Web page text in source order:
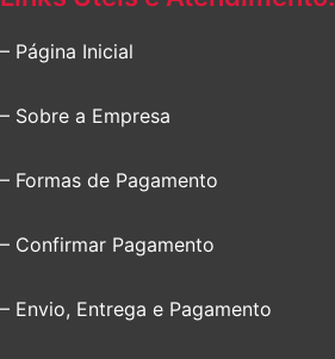
– Página Inicial
– Sobre a Empresa
– Formas de Pagamento
– Confirmar Pagamento
– Envio, Entrega e Pagamento